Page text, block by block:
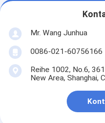
Mr. Wang Junhua
0086-021-60756166
Reihe 1002, No.6,
New Area, Shanghai,